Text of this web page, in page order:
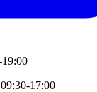
17:00